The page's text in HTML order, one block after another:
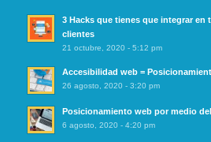
3 Hacks que tienes que integrar en
clientes
21 octubre, 2020 - 5:12 pm
Accesibilidad web =
26 agosto, 2020 - 3:20 pm
Posicionamiento web por medio
6 agosto, 2020 - 4:20 pm